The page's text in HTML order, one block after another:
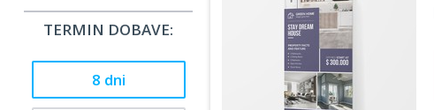
TERMIN DOBAVE:
8 dni